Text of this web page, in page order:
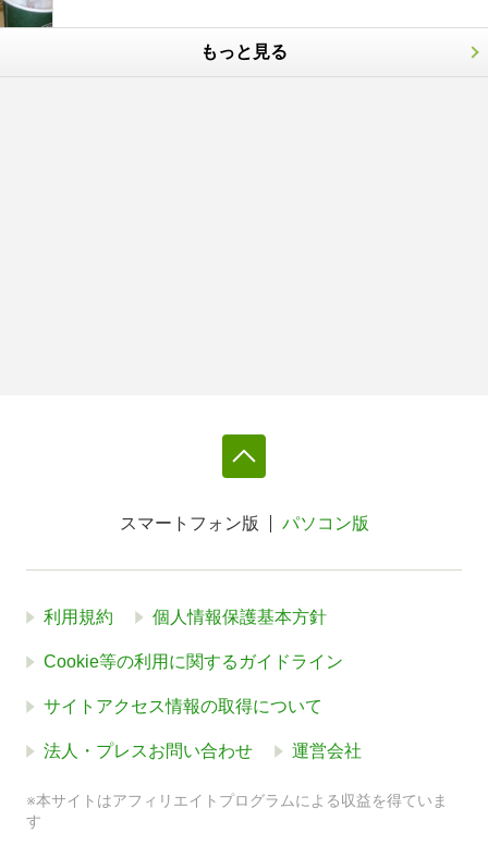
もっと見る
スマートフォン版 パソコン版
利用規約 個人情報保護基本方針
Cookie等の利用に関するガイドライン
サイトアクセス情報の取得について
法人・プレスお問い合わせ 運営会社
※本サイトはアフィリエイトプログラムによる収益を得ていま
す